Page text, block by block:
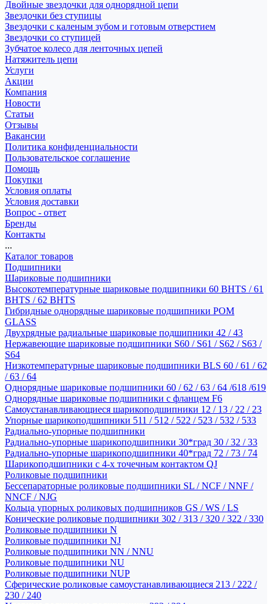
Двойные звездочки для однорядной цепи
Звездочки без ступицы
Звездочки с каленым зубом и готовым отверстием
Звездочки со ступицей
Зубчатое колесо для ленточных цепей
Натяжитель цепи
Услуги
Акции
Компания
Новости
Статьи
Отзывы
Вакансии
Политика конфиденциальности
Пользовательское соглашение
Помощь
Покупки
Условия оплаты
Условия доставки
Вопрос - ответ
Бренды
Контакты
...
Каталог товаров
Подшипники
Шариковые подшипники
Высокотемпературные шариковые подшипники 60 BHTS / 61
BHTS / 62 BHTS
Гибридные однорядные шариковые подшипники POM
GLASS
Двухрядные радиальные шариковые подшипники 42 / 43
Нержавеющие шариковые подшипники S60 / S61 / S62 / S63 /
S64
Низкотемпературные шариковые подшипники BLS 60 / 61 / 62
/ 63 / 64
Однорядные шариковые подшипники 60 / 62 / 63 / 64 /618 /619
Однорядные шариковые подшипники с фланцем F6
Самоустанавливающиеся шарикоподшипники 12 / 13 / 22 / 23
Упорные шарикоподшипники 511 / 512 / 522 / 523 / 532 / 533
Радиально-упорные подшипники
Радиально-упорные шарикоподшипники 30*град 30 / 32 / 33
Радиально-упорные шарикоподшипники 40*град 72 / 73 / 74
Шарикоподшипники с 4-х точечным контактом QJ
Роликовые подшипники
Бессепараторные роликовые подшипники SL / NCF / NNF /
NNCF / NJG
Кольца упорных роликовых подшипников GS / WS / LS
Конические роликовые подшипники 302 / 313 / 320 / 322 / 330
Роликовые подшипники N
Роликовые подшипники NJ
Роликовые подшипники NN / NNU
Роликовые подшипники NU
Роликовые подшипники NUP
Сферические роликовые самоустанавливающиеся 213 / 222 /
230 / 240